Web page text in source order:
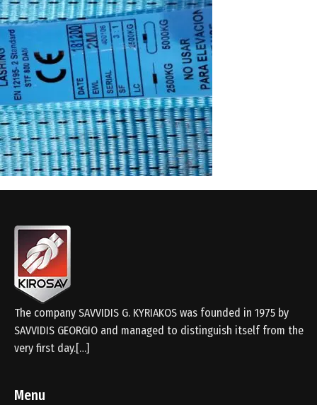
The company SAVVIDIS G. KYRIAKOS was founded in 1975 by
SAVVIDIS GEORGIO and managed to distinguish itself from the
very first day.[…]
Menu